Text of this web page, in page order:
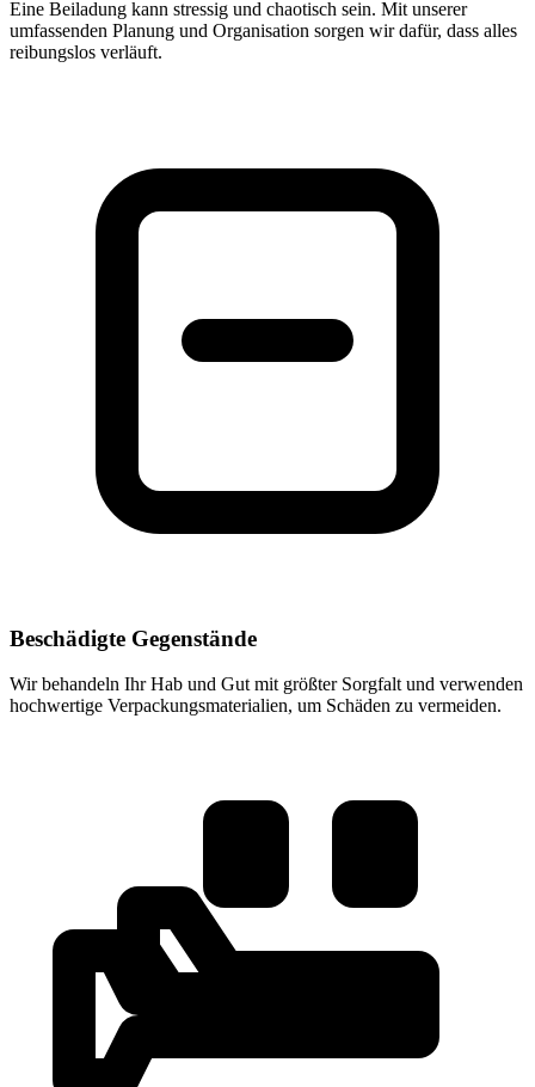
Eine Beiladung kann stressig und chaotisch sein. Mit unserer
umfassenden Planung und Organisation sorgen wir dafür, dass alles
reibungslos verläuft.
Beschädigte Gegenstände
Wir behandeln Ihr Hab und Gut mit größter Sorgfalt und verwenden
hochwertige Verpackungsmaterialien, um Schäden zu vermeiden.